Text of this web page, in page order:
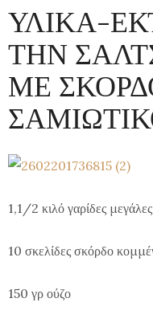
ΥΛΙΚΑ-
ΤΗΝ
ΜΕ
1,1/2 κιλό γαρίδες μεγάλες
10 σκελίδες σκόρδο
150 γρ ούζο